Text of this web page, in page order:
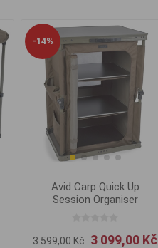
-14%
Avid Carp Quick Up
Session Organiser
3 599,00 Kč 3 099,00 Kč